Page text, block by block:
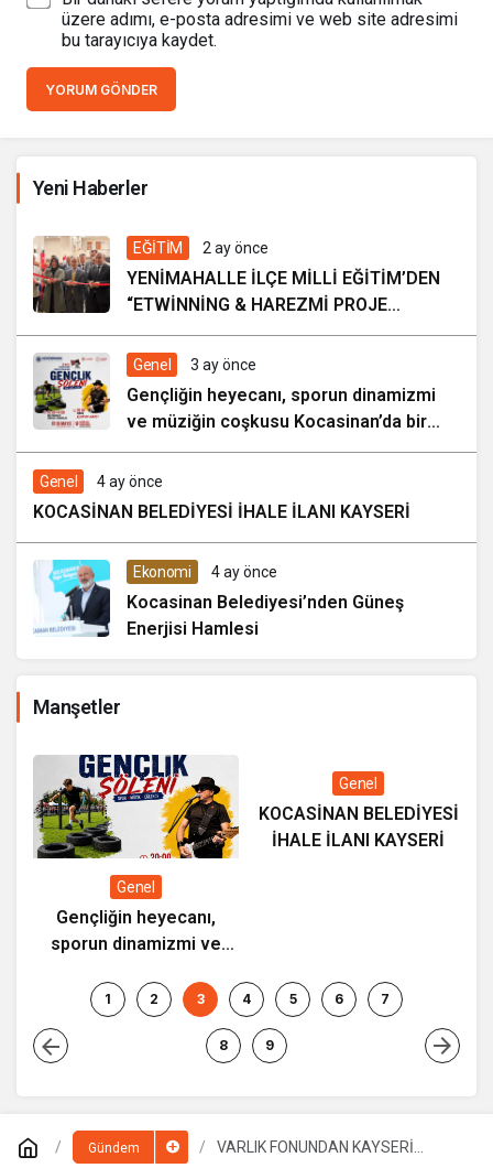
üzere adımı, e-posta adresimi ve web site adresimi
bu tarayıcıya kaydet.
YORUM GÖNDER
Yeni Haberler
2 hafta önce
EĞİTİM 2 ay önce
YENİMAHALLE İLÇE MİLLİ EĞİTİM’DEN
“ETWİNNİNG & HAREZMİ PROJE
ŞENLİĞİ”
Genel 3 ay önce
Gençliğin heyecanı, sporun dinamizmi
ve müziğin coşkusu Kocasinan’da bir
araya geliyor!
Genel 4 ay önce
KOCASİNAN BELEDİYESİ İHALE İLANI KAYSERİ
Ekonomi 4 ay önce
Kocasinan Belediyesi’nden Güneş
Enerjisi Hamlesi
Manşetler
Genel
Gençliğin heyecanı,
sporun dinamizmi ve
Kocasinan’da bir araya
geliyor!
Genel
KOCASİNAN BELEDİYESİ
İHALE İLANI KAYSERİ
1 2 3 4 5 6 7
8 9
Gündem
VARLIK FONUNDAN KAYSERİ